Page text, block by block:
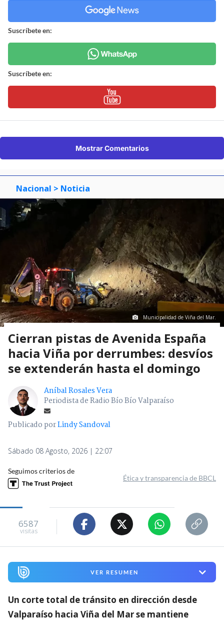
Suscríbete en:
Suscríbete en:
Mostrar Comentarios
Nacional > Noticia
Municipalidad de Viña del Mar.
Cierran pistas de Avenida España
hacia Viña por derrumbes: desvíos
se extenderán hasta el domingo
Aníbal Rosales Vera
Periodista de Radio Bío Bío Valparaíso
Publicado porLindy Sandoval
Sábado 08 Agosto, 2026 | 22:07
Seguimos criterios de
Ética y transparencia de BBCL
6587
visitas
VER RESUMEN
Un corte total de tránsito en dirección desde
Valparaíso hacia Viña del Mar se mantiene